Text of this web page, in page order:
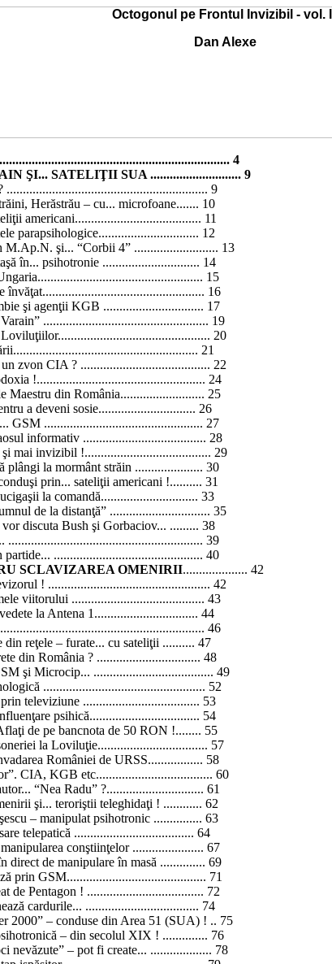
Octogonul pe Frontul Invizibil - vol. III
Dan Alexe
4
ŞI... SATELIŢII SUA ............................ 9
.............................................................. 9
Herăstrău – cu... microfoane....... 10
americani....................................... 11
parapsihologice............................... 12
M.Ap.N. şi... “Corbii 4” .......................... 13
în... psihotronie .............................. 14
15
învăţat.................................................. 16
şi agenţii KGB ............................... 17
................................................... 19
20
21
zvon CIA ? ........................................ 22
!.................................................... 24
Maestru din România.......................... 25
a deveni sosie.............................. 26
GSM ................................................. 27
informativ ...................................... 28
mai invizibil !....................................... 29
plângi la mormânt străin ..................... 30
prin... sateliţii americani !.......... 31
la comandă.............................. 33
de la distanţă” ............................... 35
vor discuta Bush şi Gorbaciov... ......... 38
............................................................ 39
partide... .............................................. 40
SCLAVIZAREA OMENIRII.................... 42
! .................................................. 42
viitorului ......................................... 43
la Antena 1................................ 44
46
din reţele – furate... cu sateliţii .......... 47
din România ? ................................ 48
şi Microcip... ..................................... 49
.................................................. 52
televiziune .................................... 53
psihică.................................. 54
de pe bancnota de 50 RON !........ 55
la Loviluţie.................................. 57
României de URSS................. 58
CIA, KGB etc.................................... 60
“Nea Radu” ?.............................. 61
şi... teroriştii teleghidaţi ! ............ 62
– manipulat psihotronic ............... 63
telepatică ..................................... 64
conştiinţelor ...................... 67
direct de manipulare în masă .............. 69
prin GSM........................................... 71
de Pentagon ! .................................... 72
cardurile... ................................... 74
2000” – conduse din Area 51 (SUA) ! .. 75
– din secolul XIX ! .............. 76
nevăzute” – pot fi create... ................... 78